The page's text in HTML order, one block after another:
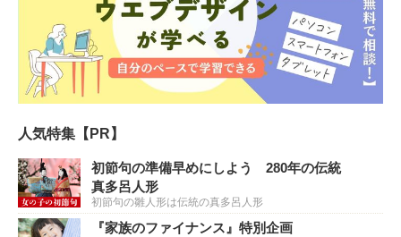
人気特集【PR】
初節句の準備早めにしよう 280年の伝統
真多呂人形
初節句の雛人形は伝統の真多呂人形
『家族のファイナンス』特別企画